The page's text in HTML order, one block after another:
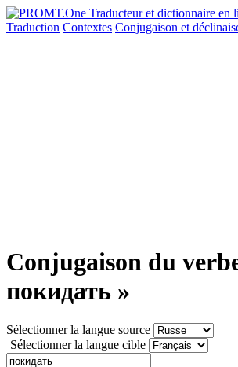
Traduction Contextes Conjugaison et
Conjugaison du
покидать »
Sélectionner la langue source
Sélectionner la langue cible